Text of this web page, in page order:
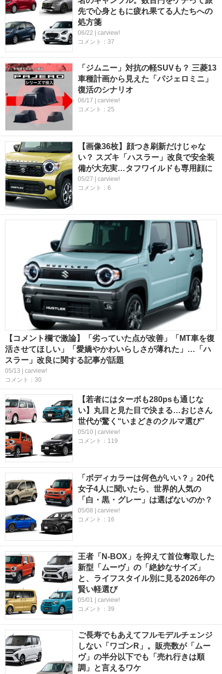
先で心身ともに疲れ果てる人たちへの
処方箋
06/22 | carview!
コメント：37
「ジムニー」対抗の軽SUVも？ 三菱13
車種計画から見えた「パジェロミニ」
復活のシナリオ
06/17 | carview!
コメント：25
【画像36枚】顔つき刷新だけじゃな
い？ スズキ「ハスラー」改良で安全装
備が大充実…タフワイルドも専用顔に
05/27 | carview!
コメント：6
【コメント欄で激論】「劣っていた点が改善」「MT車を復
活させてほしい」「愛嬌やかわいらしさが薄れた」…「ハ
スラー」改良に関する記事が話題
05/13 | carview!
コメント：30
【若者にはターボも280psも通じな
い】丸目と見た目で決まる…おじさん
世代が驚く“いまどきのクルマ選び”
05/10 | carview!
コメント：119
「ボディカラーは何色がいい？」20代
女子4人に聞いたら、世界的人気の
「白・黒・グレー」は選ばないのか？
05/08 | carview!
コメント：16
王者「N-BOX」を抑えて首位奪取した
新型「ムーヴ」の「絶妙なサイズ」
と、ライフスタイル別に見る2026年の
賢い軽選び
05/01 | carview!
コメント：39
ご長寿でもあえてフルモデルチェンジ
しない「ワゴンR」。販売数が「ムー
ヴ」の半分以下でも「売れ行きは順
調」と言えるワケ